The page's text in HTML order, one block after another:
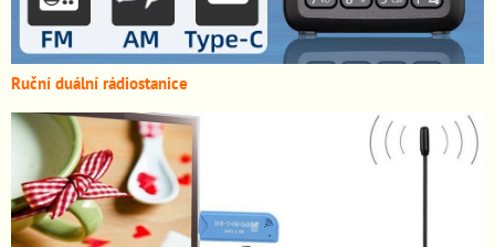
Ruční duální rádiostanice